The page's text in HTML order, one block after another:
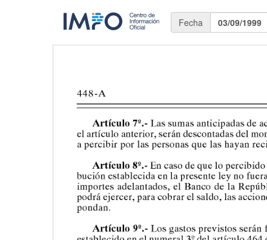
Fecha 03/09/1999